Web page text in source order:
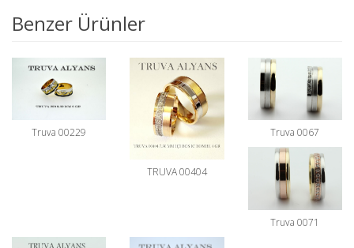
Benzer Ürünler
Truva 00229
TRUVA 00404
Truva 0067
Truva 0071